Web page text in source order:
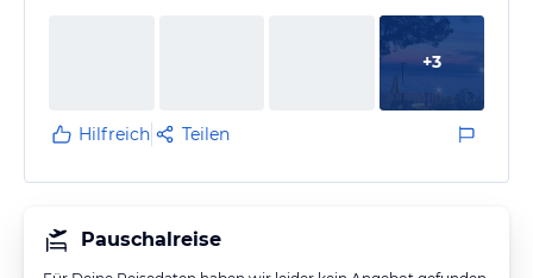
+3
Hilfreich Teilen
Pauschalreise